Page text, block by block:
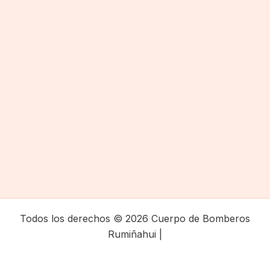
Todos los derechos © 2026 Cuerpo de Bomberos
Rumiñahui |